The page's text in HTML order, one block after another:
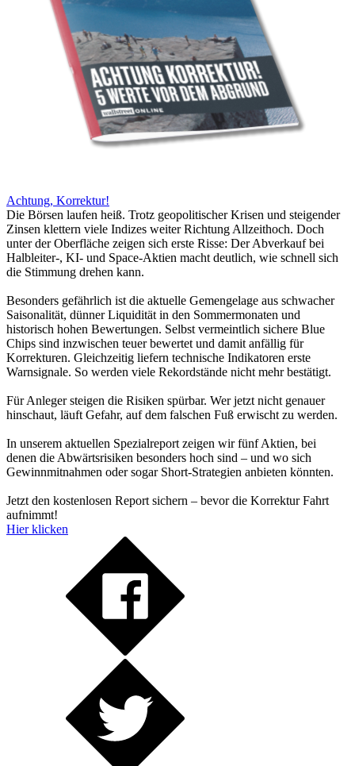
Achtung, Korrektur!
Die Börsen laufen heiß. Trotz geopolitischer Krisen und steigender
Zinsen klettern viele Indizes weiter Richtung Allzeithoch. Doch
unter der Oberfläche zeigen sich erste Risse: Der Abverkauf bei
Halbleiter-, KI- und Space-Aktien macht deutlich, wie schnell sich
die Stimmung drehen kann.
Besonders gefährlich ist die aktuelle Gemengelage aus schwacher
Saisonalität, dünner Liquidität in den Sommermonaten und
historisch hohen Bewertungen. Selbst vermeintlich sichere Blue
Chips sind inzwischen teuer bewertet und damit anfällig für
Korrekturen. Gleichzeitig liefern technische Indikatoren erste
Warnsignale. So werden viele Rekordstände nicht mehr bestätigt.
Für Anleger steigen die Risiken spürbar. Wer jetzt nicht genauer
hinschaut, läuft Gefahr, auf dem falschen Fuß erwischt zu werden.
In unserem aktuellen Spezialreport zeigen wir fünf Aktien, bei
denen die Abwärtsrisiken besonders hoch sind – und wo sich
Gewinnmitnahmen oder sogar Short-Strategien anbieten könnten.
Jetzt den kostenlosen Report sichern – bevor die Korrektur Fahrt
aufnimmt!
Hier klicken